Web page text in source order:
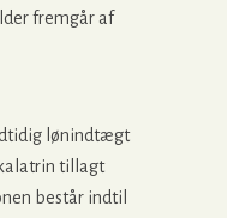
fremgår af
lønindtægt
tillagt
består indtil